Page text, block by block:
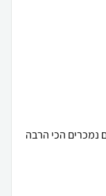
נמכרים הכי הרבה